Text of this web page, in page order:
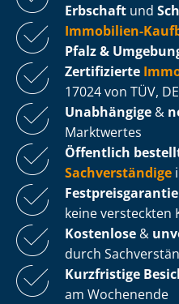
Erbschaft und
Immobilien-
Pfalz &
Zertifizierte
17024 von TÜV,
Unabhängige &
Marktwertes
Öffentlich
Sachverständige
Fest­preis­ga­ran­tie
keine versteckten
Kostenlose &
durch
Kurzfristige
am Wochenende